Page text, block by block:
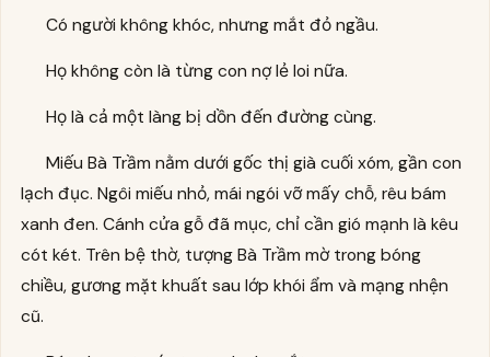
Có người không khóc, nhưng mắt đỏ ngầu.
Họ không còn là từng con nợ lẻ loi nữa.
Họ là cả một làng bị dồn đến đường cùng.
Miếu Bà Trầm nằm dưới gốc thị già cuối xóm, gần con
lạch đục. Ngôi miếu nhỏ, mái ngói vỡ mấy chỗ, rêu bám
xanh đen. Cánh cửa gỗ đã mục, chỉ cần gió mạnh là kêu
cót két. Trên bệ thờ, tượng Bà Trầm mờ trong bóng
chiều, gương mặt khuất sau lớp khói ẩm và mạng nhện
cũ.